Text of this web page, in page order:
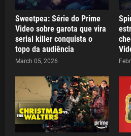
Sweetpea: Série do Prime
Video sobre garota que vira
serial killer conquista o
topo da audiência
March 05, 2026